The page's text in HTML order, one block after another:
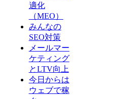
適化
（MEO）
みんなの
SEO対策
メールマー
ケティング
とLTV向上
今日からは
ウェブで稼